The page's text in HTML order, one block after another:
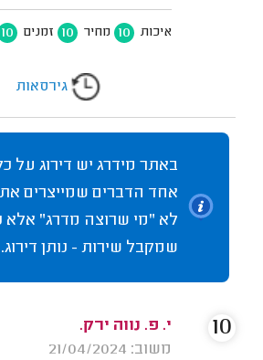
איכות 10 מחיר 10 זמנים 10
גירסאות
באתר מידרג יש דירוג על
אחד הדברים שמייצרים
לא "מי שרוצה מדרג" אלא
שמקבל שירות - נותן דירוג.
י. פ. נווה ירק.
משוב: 21/04/2024
10